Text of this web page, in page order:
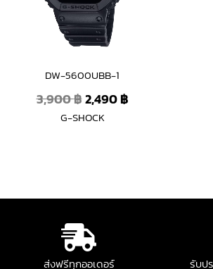
DW-5600UBB-1
3,900฿2,490฿
G-SHOCK
ส่งฟรีทุกออเดอร์
รับป